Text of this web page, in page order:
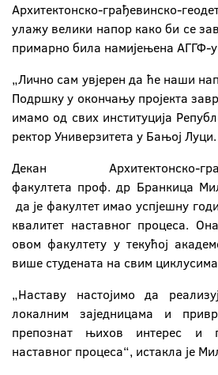
Архитектонско-грађевинско-
улажу велики напор како би се
примарно била намијењена АГГФ-
„Лично сам увјерен да ће наши
Подршку у окончању пројекта
имамо од свих институција
ректор Универзитета у Бањој Луци.
Декан Архитектонско-
факултета проф. др Бранкица
да је факултет имао успјешну
квалитет наставног процеса.
овом факултету у текућој
више студената на свим циклусима
„Наставу настојимо да
локалним заједницама и
препознат њихов интерес и
наставног процеса“, истакла је